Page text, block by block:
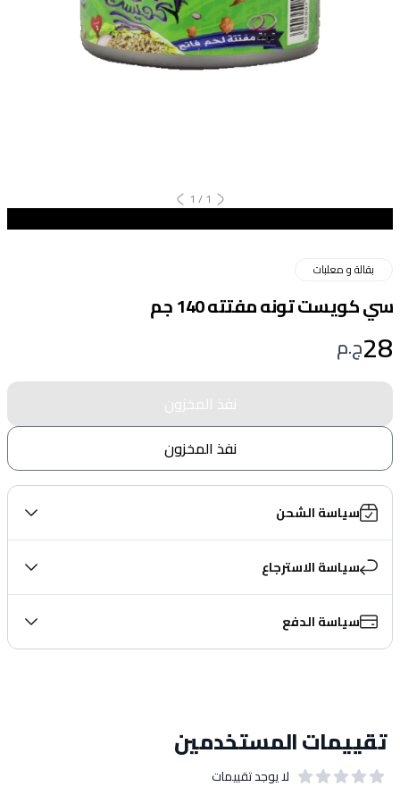
1
/
1
بقالة و معلبات
سي كويست تونه مفتته 140 جم
28ج.م
نفذ المخزون
نفذ المخزون
سياسة الشحن
سياسة الاسترجاع
سياسة الدفع
تقييمات المستخدمين
لا يوجد تقييمات